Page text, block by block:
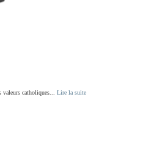
catholiques... Lire la suite